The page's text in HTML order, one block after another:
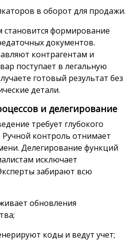
в оборот для продажи.
формирование
документов.
контрагентам и
поступает в легальную
готовый результат без
детали.
и делегирование
требует глубокого
Ручной контроль отнимает
Делегирование функций
исключает
забирают всю
обновления
коды и ведут учет;